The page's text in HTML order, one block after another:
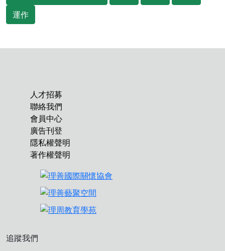
運作
人才招募
聯絡我們
會員中心
廣告刊登
隱私權聲明
著作權聲明
追蹤我們